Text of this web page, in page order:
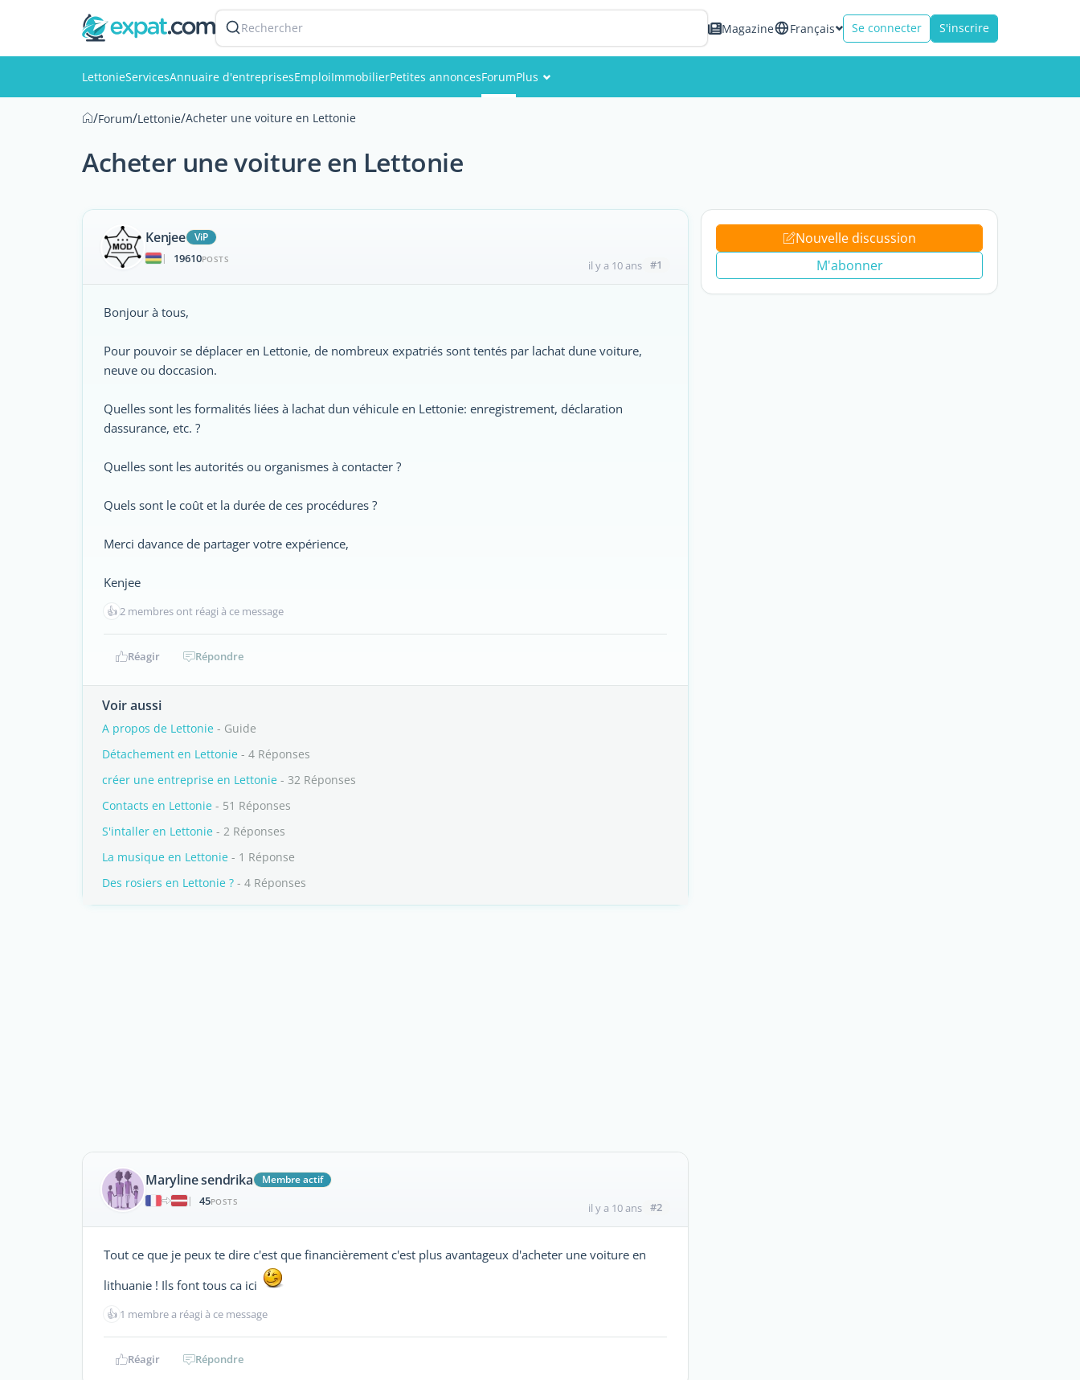
Rechercher Magazine Français Se connecter S'inscrire
LettonieServicesAnnuaire d'entreprisesEmploiImmobilierPetites annoncesForumPlus
/Forum/Lettonie/Acheter une voiture en Lettonie
Acheter une voiture en Lettonie
Kenjee
ViP
|
19610POSTS il y a 10 ans #1
Bonjour à tous,
Pour pouvoir se déplacer en Lettonie, de nombreux expatriés sont tentés par lachat dune voiture,
neuve ou doccasion.
Quelles sont les formalités liées à lachat dun véhicule en Lettonie: enregistrement, déclaration
dassurance, etc. ?
Quelles sont les autorités ou organismes à contacter ?
Quels sont le coût et la durée de ces procédures ?
Merci davance de partager votre expérience,
Kenjee
👍2 membres ont réagi à ce message
Réagir Répondre
Voir aussi
A propos de Lettonie - Guide
Détachement en Lettonie - 4 Réponses
créer une entreprise en Lettonie - 32 Réponses
Contacts en Lettonie - 51 Réponses
S'intaller en Lettonie - 2 Réponses
La musique en Lettonie - 1 Réponse
Des rosiers en Lettonie ? - 4 Réponses
Maryline sendrika
Membre actif
|
45POSTS il y a 10 ans #2
Tout ce que je peux te dire c'est que financièrement c'est plus avantageux d'acheter une voiture en
lithuanie ! Ils font tous ca ici
👍 1 membre a réagi à ce message
Réagir Répondre
Nouvelle discussion
M'abonner